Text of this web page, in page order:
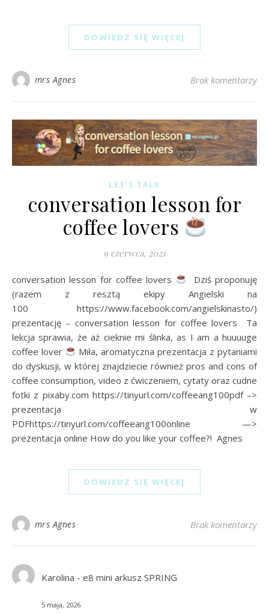
DOWIEDZ SIĘ WIĘCEJ
mrs Agnes Brak komentarzy
LET'S TALK
conversation lesson for
coffee lovers
9 czerwca, 2021
conversation lesson for coffee lovers
Dziś proponuję
(razem z resztą ekipy Angielski na
100 https://www.facebook.com/angielskinasto/)
prezentację – conversation lesson for coffee lovers Ta
lekcja sprawia, że aż cieknie mi ślinka, as I am a huuuuge
coffee lover
Miła, aromatyczna prezentacja z pytaniami
do dyskusji, w której znajdziecie również pros and cons of
coffee consumption, video z ćwiczeniem, cytaty oraz cudne
fotki z pixaby.com https://tinyurl.com/coffeeang100pdf –>
prezentacja w
PDFhttps://tinyurl.com/coffeeang100online —>
prezentacja online How do you like your coffee?! Agnes
DOWIEDZ SIĘ WIĘCEJ
mrs Agnes Brak komentarzy
Karolina - e8 mini arkusz SPRING
5 maja, 2026